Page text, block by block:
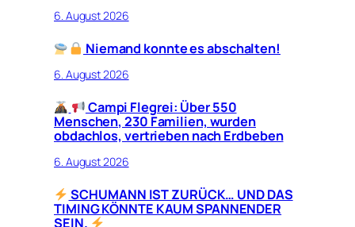
6. August 2026
Niemand konnte es abschalten!
6. August 2026
Campi Flegrei: Über 550
Menschen, 230 Familien, wurden
obdachlos, vertrieben nach Erdbeben
6. August 2026
SCHUMANN IST ZURÜCK… UND DAS
TIMING KÖNNTE KAUM SPANNENDER
SEIN.